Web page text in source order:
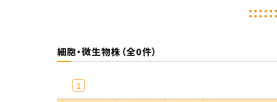
細胞・微生物株（全0件）
1